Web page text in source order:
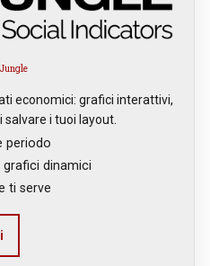
economici: grafici interattivi,
i tuoi layout.
periodo
dinamici
ti serve